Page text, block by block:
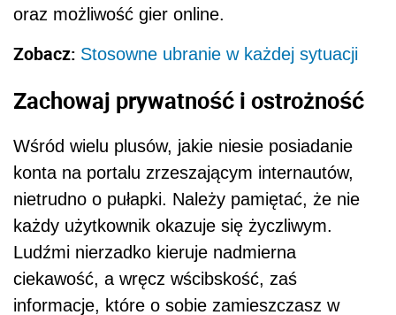
oraz możliwość gier online.
Zobacz: Stosowne ubranie w każdej sytuacji
Zachowaj prywatność i ostrożność
Wśród wielu plusów, jakie niesie posiadanie
konta na portalu zrzeszającym internautów,
nietrudno o pułapki. Należy pamiętać, że nie
każdy użytkownik okazuje się życzliwym.
Ludźmi nierzadko kieruje nadmierna
ciekawość, a wręcz wścibskość, zaś
informacje, które o sobie zamieszczasz w